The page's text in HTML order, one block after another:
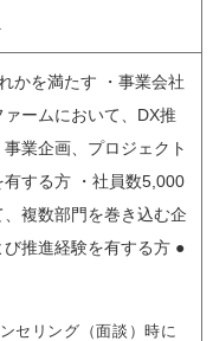
かを満たす ・事業会社
ームにおいて、DX推
業企画、プロジェクト
する方 ・社員数5,000
複数部門を巻き込む企
推進経験を有する方 ●
セリング（面談）時に